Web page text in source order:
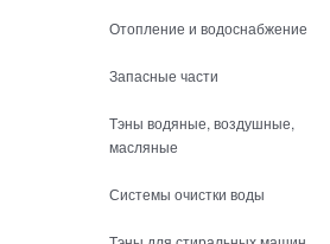
Отопление и водоснабжение
Запасные части
Тэны водяные, воздушные,
масляные
Системы очистки воды